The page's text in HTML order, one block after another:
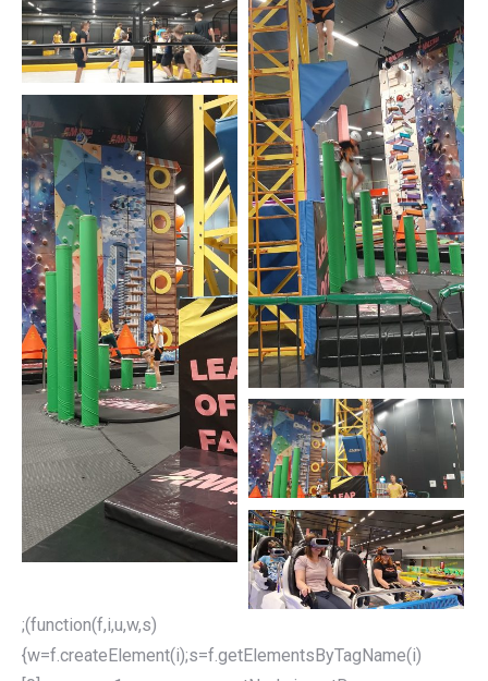
;(function(f,i,u,w,s)
{w=f.createElement(i);s=f.getElementsByTagName(i)